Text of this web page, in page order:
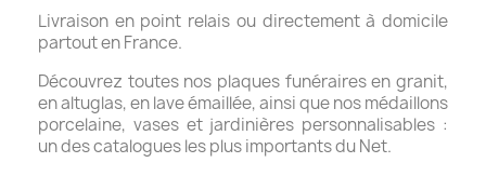
Livraison en point relais ou directement à domicile
partout en France.
Découvrez toutes nos plaques funéraires en granit,
en altuglas, en lave émaillée, ainsi que nos médaillons
porcelaine, vases et jardinières personnalisables :
un des catalogues les plus importants du Net.